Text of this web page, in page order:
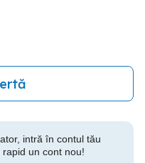
intră în contul tău
un cont nou!